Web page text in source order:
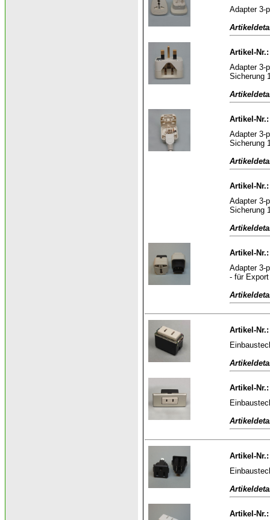
Adapter 3-
Artikel-Nr.:
Adapter 3-
Sicherung
Artikel-Nr.:
Adapter 3-
Sicherung
Artikel-Nr.:
Adapter 3-
Sicherung
Artikel-Nr.:
Adapter 3-
- für
Artikel-Nr.:
Artikel-Nr.:
Artikel-Nr.:
Artikel-Nr.: